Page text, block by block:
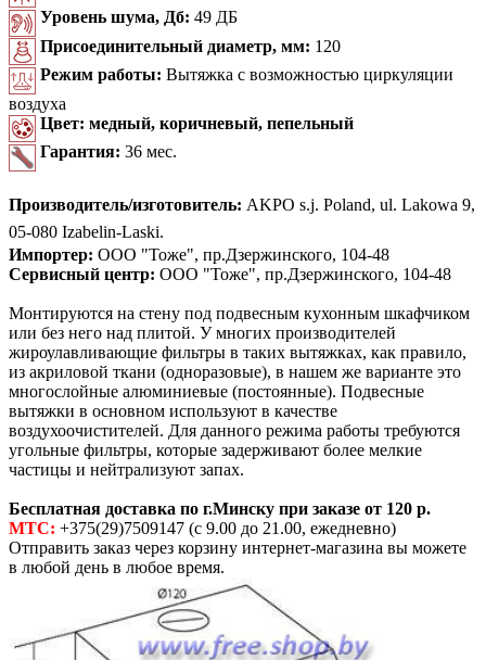
Уровень шума, Дб: 49 ДБ
Присоединительный диаметр, мм: 120
Режим работы: Вытяжка с возможностью циркуляции
воздуха
Цвет: медный, коричневый, пепельный
Гарантия: 36 мес.
Производитель/изготовитель: AKPO s.j. Poland, ul. Lakowa 9,
05-080 Izabelin-Laski.
Импортер: ООО "Тоже", пр.Дзержинского, 104-48
Сервисный центр: ООО "Тоже", пр.Дзержинского, 104-48
Монтируются на стену под подвесным кухонным шкафчиком
или без него над плитой. У многих производителей
жироулавливающие фильтры в таких вытяжках, как правило,
из акриловой ткани (одноразовые), в нашем же варианте это
многослойные алюминиевые (постоянные). Подвесные
вытяжки в основном используют в качестве
воздухоочистителей. Для данного режима работы требуются
угольные фильтры, которые задерживают более мелкие
частицы и нейтрализуют запах.
Бесплатная доставка по г.Минску при заказе от 120 р.
МТС: +375(29)7509147 (с 9.00 до 21.00, ежедневно)
Отправить заказ через корзину интернет-магазина вы можете
в любой день в любое время.